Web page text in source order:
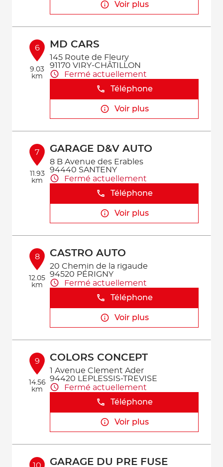
Voir plus
6
9.03
km
MD CARS
145 Route de Fleury
91170 VIRY-CHÂTILLON
Fermé actuellement
Téléphone
Voir plus
7
11.93
km
GARAGE D&V AUTO
8 B Avenue des Erables
94440 SANTENY
Fermé actuellement
Téléphone
Voir plus
8
12.05
km
CASTRO AUTO
20 Chemin de la rigaude
94520 PÉRIGNY
Fermé actuellement
Téléphone
Voir plus
9
14.56
km
COLORS CONCEPT
1 Avenue Clement Ader
94420 LEPLESSIS-TREVISE
Fermé actuellement
Téléphone
Voir plus
GARAGE DU PRE FUSE